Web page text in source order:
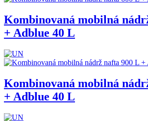
Kombinovaná mobilná
+ Adblue 40 L
Kombinovaná mobilná
+ Adblue 40 L